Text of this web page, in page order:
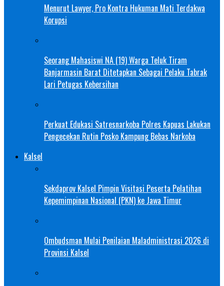
Menurut Lawyer, Pro Kontra Hukuman Mati Terdakwa
Korupsi
Seorang Mahasiswi NA (19) Warga Teluk Tiram
Banjarmasin Barat Ditetapkan Sebagai Pelaku Tabrak
Lari Petugas Kebersihan
Perkuat Edukasi Satresnarkoba Polres Kapuas Lakukan
Pengecekan Rutin Posko Kampung Bebas Narkoba
Kalsel
Sekdaprov Kalsel Pimpin Visitasi Peserta Pelatihan
Kepemimpinan Nasional (PKN) ke Jawa Timur
Ombudsman Mulai Penilaian Maladministrasi 2026 di
Provinsi Kalsel